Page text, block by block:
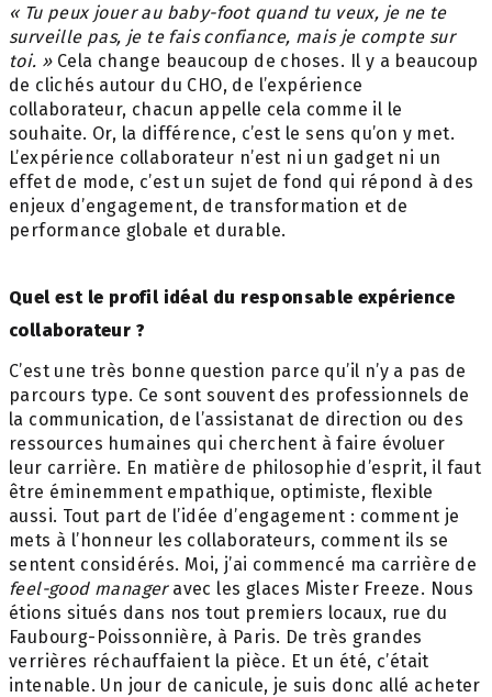
« Tu peux jouer au baby-foot quand tu veux, je ne te
surveille pas, je te fais confiance, mais je compte sur
toi. »Cela change beaucoup de choses. Il y a beaucoup
de clichés autour du CHO, de l’expérience
collaborateur, chacun appelle cela comme il le
souhaite. Or, la différence, c’est le sens qu’on y met.
L’expérience collaborateur n’est ni un gadget ni un
effet de mode, c’est un sujet de fond qui répond à des
enjeux d’engagement, de transformation et de
performance globale et durable.
Quel est le profil idéal du responsable expérience
collaborateur ?
C’est une très bonne question parce qu’il n’y a pas de
parcours type. Ce sont souvent des professionnels de
la communication, de l’assistanat de direction ou des
ressources humaines qui cherchent à faire évoluer
leur carrière. En matière de philosophie d’esprit, il faut
être éminemment empathique, optimiste, flexible
aussi. Tout part de l’idée d’engagement : comment je
mets à l’honneur les collaborateurs, comment ils se
sentent considérés. Moi, j’ai commencé ma carrière de
feel-good manageravec les glaces Mister Freeze. Nous
étions situés dans nos tout premiers locaux, rue du
Faubourg-Poissonnière, à Paris. De très grandes
verrières réchauffaient la pièce. Et un été, c’était
intenable. Un jour de canicule, je suis donc allé acheter